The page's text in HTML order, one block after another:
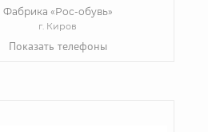
Фабрика «Рос-обувь»
г. Киров
Показать телефоны